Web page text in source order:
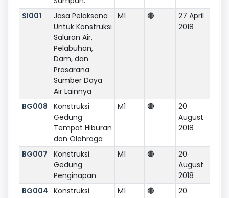
SI001
Jasa Pelaksana
Untuk Konstruksi
Saluran Air,
Pelabuhan,
Dam, dan
Prasarana
Sumber Daya
Air Lainnya
M1 🔴
27 April
2018
BG008
Konstruksi
Gedung
Tempat Hiburan
dan Olahraga
M1 🔴
20
August
2018
BG007
Konstruksi
Gedung
Penginapan
M1 🔴
20
August
2018
BG004 Konstruksi
M1 🔴
20